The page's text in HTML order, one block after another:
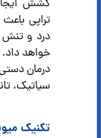
کشش
تراپی
درد و
خواهد
درمان
سیاتیک،
تکنیک